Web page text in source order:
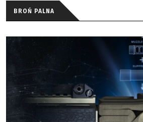
BROŃ PALNA